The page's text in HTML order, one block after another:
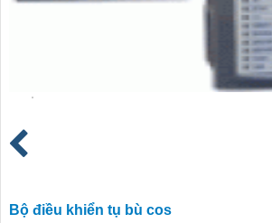
Bộ điều khiển tụ bù cos